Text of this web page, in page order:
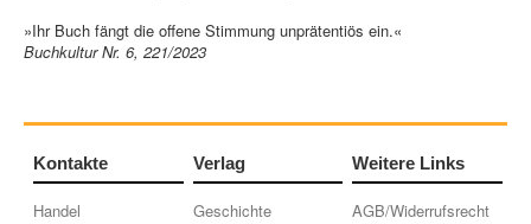
»Ihr Buch fängt die offene Stimmung unprätentiös ein.«
Buchkultur Nr. 6, 221/2023
Kontakte
Handel
Verlag
Geschichte
Weitere Links
AGB/Widerrufsrecht